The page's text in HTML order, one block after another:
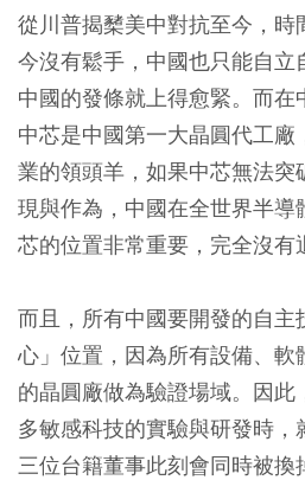
從川普揭櫫美中對抗至今，時
今沒有鬆手，中國也只能自立
中國的發條就上得愈緊。而在
中芯是中國第一大晶圓代工廠
業的領頭羊，如果中芯無法突
現與作為，中國在全世界半導
芯的位置非常重要，完全沒有
而且，所有中國要開發的自主
心」位置，因為所有設備、
的晶圓廠做為驗證場域。因此
多敏感科技的實驗與研發時
三位台籍董事此刻會同時被換